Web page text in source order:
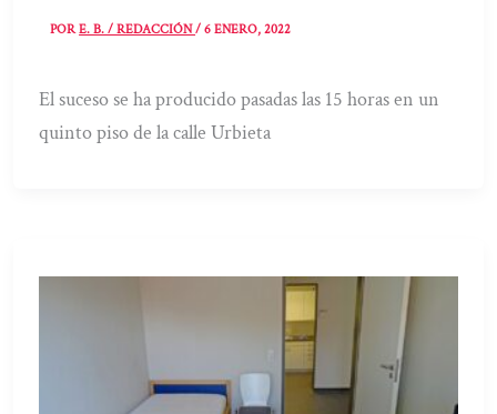
PORE. B. / REDACCIÓN/6 ENERO, 2022
El suceso se ha producido pasadas las 15 horas en un
quinto piso de la calle Urbieta